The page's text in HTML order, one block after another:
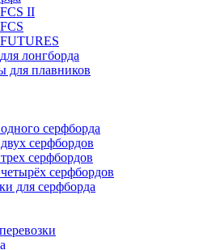
II
лонгборда
для плавников
серфборда
серфбордов
серфбордов
серфбордов
для серфборда